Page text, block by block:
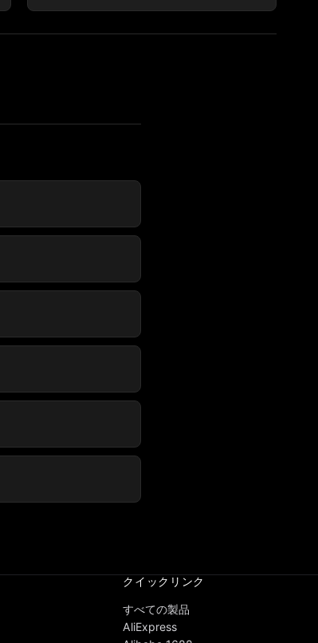
クイックリンク
すべての製品
AliExpress